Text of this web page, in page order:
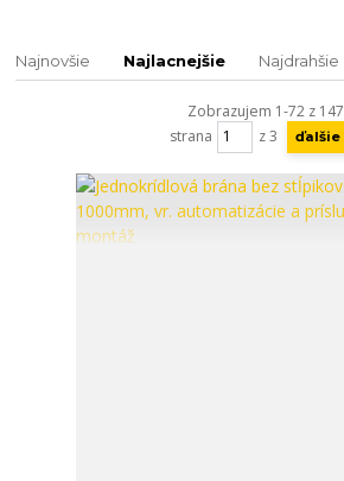
Najnovšie Najlacnejšie Najdrahšie
Zobrazujem 1-72 z 147
strana
z 3 ďalšie